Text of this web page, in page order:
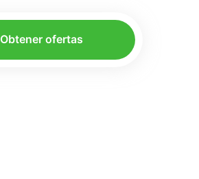
Obtener ofertas